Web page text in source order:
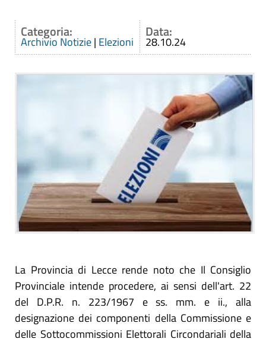
Categoria:
Archivio Notizie| Elezioni
Data:
28.10.24
La Provincia di Lecce rende noto che Il Consiglio
Provinciale intende procedere, ai sensi dell'art. 22
del D.P.R. n. 223/1967 e ss. mm. e ii., alla
designazione dei componenti della Commissione e
delle Sottocommissioni Elettorali Circondariali della